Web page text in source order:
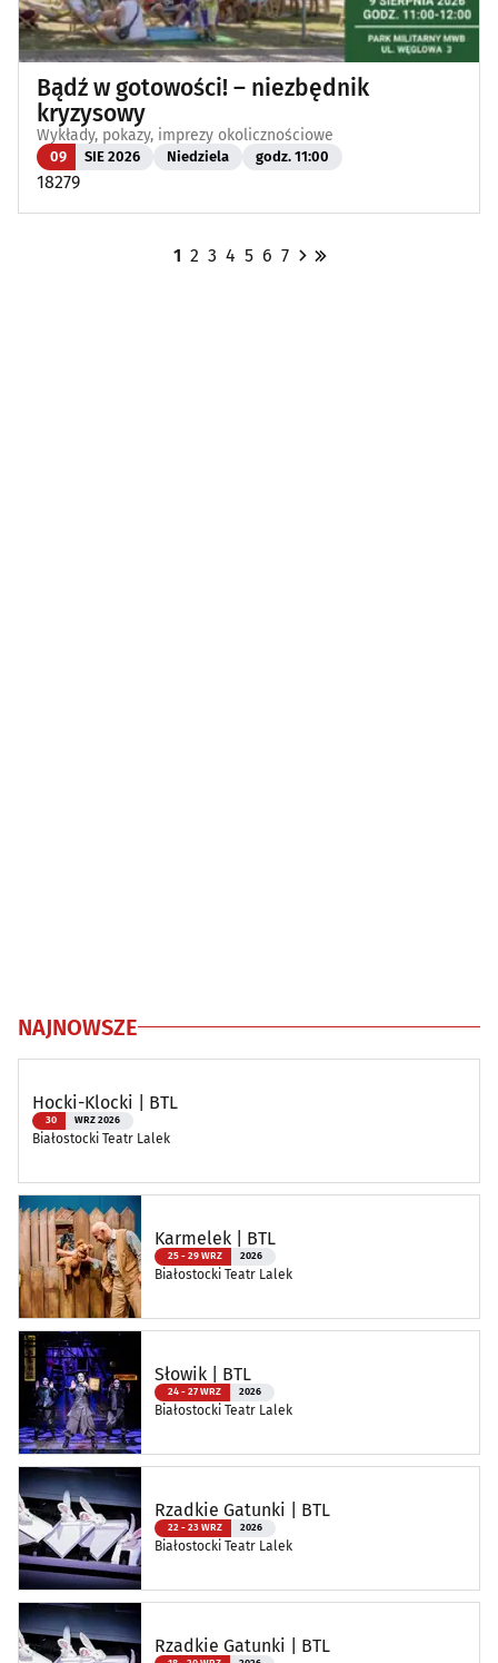
Bądź w gotowości! – niezbędnik
kryzysowy
Wykłady, pokazy, imprezy okolicznościowe
09 SIE 2026 Niedziela godz. 11:00
18279
1 2 3 4 5 6 7
NAJNOWSZE
Hocki-Klocki | BTL
30 WRZ 2026
Białostocki Teatr Lalek
Karmelek | BTL
25 - 29 WRZ 2026
Białostocki Teatr Lalek
Słowik | BTL
24 - 27 WRZ 2026
Białostocki Teatr Lalek
Rzadkie Gatunki | BTL
22 - 23 WRZ 2026
Białostocki Teatr Lalek
Rzadkie Gatunki | BTL